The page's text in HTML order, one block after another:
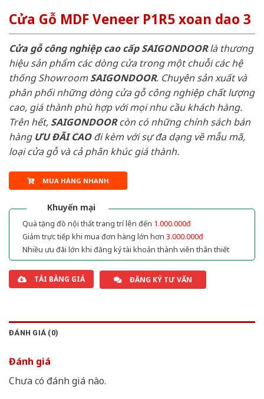
Cửa Gỗ MDF Veneer P1R5 xoan dao 3
Cửa gỗ công nghiệp cao cấp SAIGONDOORlà thương
hiệu sản phẩm các dòng cửa trong một chuỗi các hệ
thống ShowroomSAIGONDOOR. Chuyên sản xuất và
phân phối những dòng cửa gỗ công nghiệp chất lượng
cao, giá thành phù hợp với mọi nhu cầu khách hàng.
Trên hết, SAIGONDOORcòn có những chính sách bán
hàng ƯU ĐÃI CAOđi kèm với sự đa dạng về mẫu mã,
loại cửa gỗ và cả phân khúc giá thành.
MUA HÀNG NHANH
Khuyến mại
Quà tặng đồ nội thất trang trí lên đến 1.000.000đ
Giảm trực tiếp khi mua đơn hàng lớn hơn 3.000.000đ
Nhiều ưu đãi lớn khi đăng ký tài khoản thành viên thân thiết
TẢI BẢNG GIÁ ĐĂNG KÝ TƯ VẤN
ĐÁNH GIÁ (0)
Đánh giá
Chưa có đánh giá nào.